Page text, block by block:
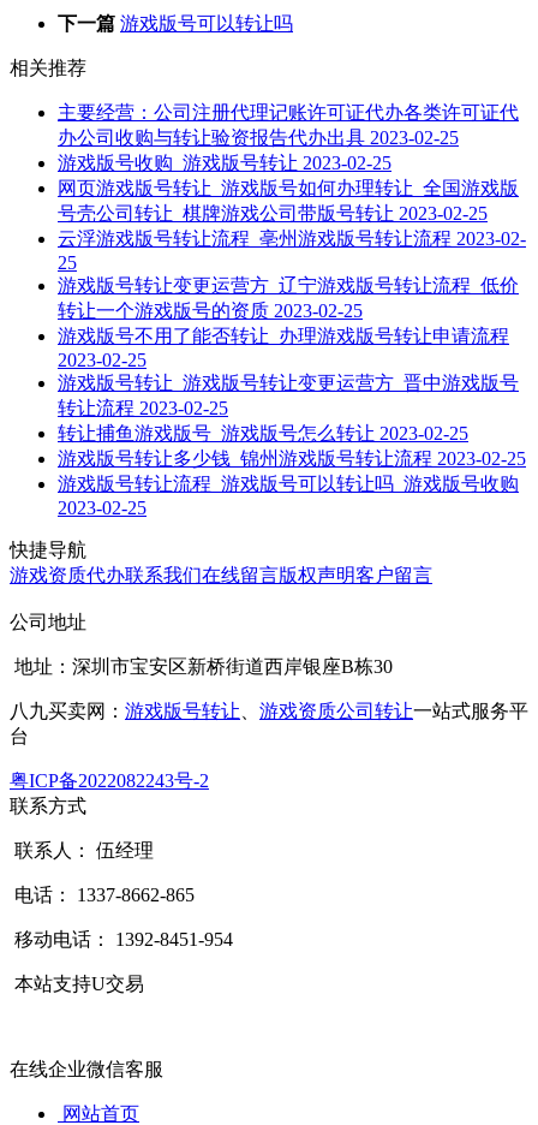
下一篇 游戏版号可以转让吗
相关推荐
主要经营：公司注册代理记账许可证代办各类许可证代
办公司收购与转让验资报告代办出具 2023-02-25
游戏版号收购_游戏版号转让 2023-02-25
网页游戏版号转让_游戏版号如何办理转让_全国游戏版
号壳公司转让_棋牌游戏公司带版号转让 2023-02-25
云浮游戏版号转让流程_亳州游戏版号转让流程 2023-02-
25
游戏版号转让变更运营方_辽宁游戏版号转让流程_低价
转让一个游戏版号的资质 2023-02-25
游戏版号不用了能否转让_办理游戏版号转让申请流程
2023-02-25
游戏版号转让_游戏版号转让变更运营方_晋中游戏版号
转让流程 2023-02-25
转让捕鱼游戏版号_游戏版号怎么转让 2023-02-25
游戏版号转让多少钱_锦州游戏版号转让流程 2023-02-25
游戏版号转让流程_游戏版号可以转让吗_游戏版号收购
2023-02-25
快捷导航
游戏资质代办联系我们在线留言版权声明客户留言
公司地址
地址：深圳市宝安区新桥街道西岸银座B栋30
八九买卖网： 游戏版号转让 游戏资质公司转让一站式服务平
台
粤ICP备2022082243号-2
联系方式
联系人： 伍经理
电话： 1337-8662-865
移动电话： 1392-8451-954
本站支持U交易
在线企业微信客服
网站首页